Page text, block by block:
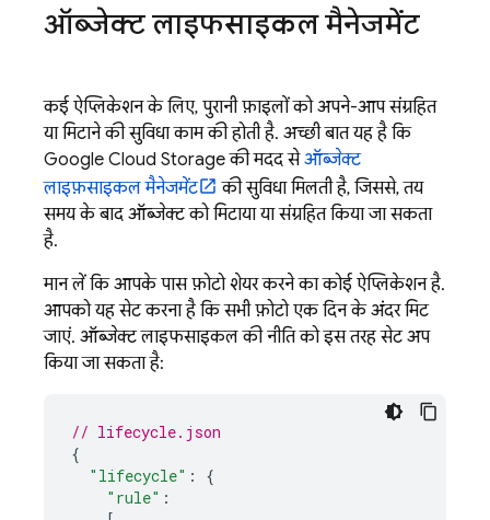
ऑब्जेक्ट लाइफसाइकल मैनेजमेंट
कई ऐप्लिकेशन के लिए, पुरानी फ़ाइलों को अपने-आप संग्रहित
या मिटाने की सुविधा काम की होती है. अच्छी बात यह है कि
Google Cloud Storageकी मदद सेऑब्जेक्ट
लाइफ़साइकल मैनेजमेंट
की सुविधा मिलती है, जिससे, तय
समय के बाद ऑब्जेक्ट को मिटाया या संग्रहित किया जा सकता
है.
मान लें कि आपके पास फ़ोटो शेयर करने का कोई ऐप्लिकेशन है.
आपको यह सेट करना है कि सभी फ़ोटो एक दिन के अंदर मिट
जाएं. ऑब्जेक्ट लाइफसाइकल की नीति को इस तरह सेट अप
किया जा सकता है:
// lifecycle.json
{
"lifecycle" :
{
"rule" :